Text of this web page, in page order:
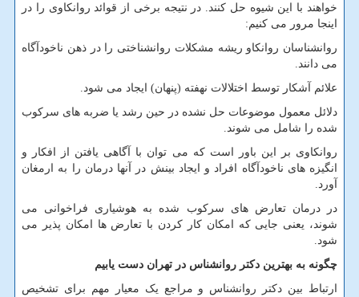
خواهند با این شیوه حل کنند. در نتیجه برخی از قوائد روانکاوی را در
اینجا مرور می کنیم:
روانشناسان روانکاو ریشه مشکلات روانشناختی را در ذهن ناخودآگاه
می دانند.
علائم آشکار توسط اختلالات نهفته (پنهان) ایجاد می شود.
دلائل معمول موضوعات حل نشده در حین رشد یا ضربه های سرکوب
شده را شامل می شوند.
روانکاوی بر این باور است که می توان با آگاهی یافتن از افکار و
انگیزه های ناخودآگاه افراد و ایجاد بینش در آنها درمان را به ارمغان
آورد.
در درمان تعارض های سرکوب شده به هوشیاری فراخوانی می
شوند، یعنی جایی که امکان کار کردن با تعارض ها امکان پذیر می
شود.
چگونه به بهترین دکتر روانشناس در تهران دست یابیم
ارتباط بین دکتر روانشناس و مراجع یک معیار مهم برای تشخیص